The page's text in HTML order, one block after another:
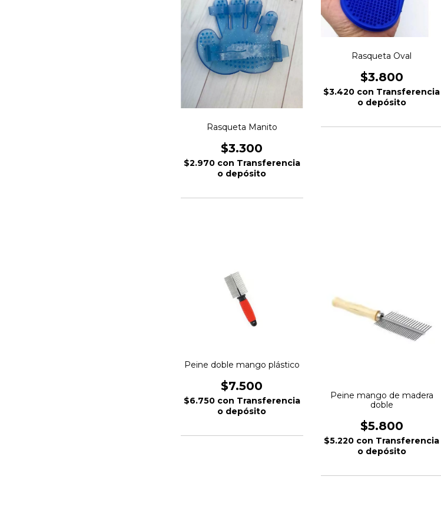
Rasqueta Manito
$3.300
$2.970 con Transferencia
o depósito
Rasqueta Oval
$3.800
$3.420 con Transferencia
o depósito
Peine doble mango plástico
$7.500
$6.750 con Transferencia
o depósito
Peine mango de madera
doble
$5.800
$5.220 con Transferencia
o depósito